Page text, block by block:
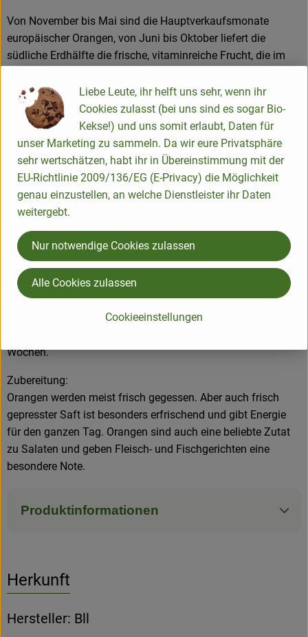
Von November bis Mai sind die Hauptverkaufsmonate
europäischer Orangen, von Juni bis Oktober liefert die
südliche Erdhälfte die frische, vitaminreiche Frucht, die im
Inhaltsstoffe:
Die Orange hat den zweithöchsten Gehalt an Vitamin C unter
den Zitrusfrüchten. Sie ist reich an Mineralstoffen wie z. B.
Kalium, Calcium und Phosphor. Deshalb ist sie für die
gesunde Ernährung besonders wertvoll. Sie stärkt das
Immunsystem und kurbelt den Stoffwechsel an. Sportler
schätzen Vitamin C als Aufbauvitamin. Außerdem sorgt
Vitamin C für gesundes, straffes Bindegewebe und erhöht
die Aufnahmefähigkeit von Eisen aus der Nahrung. Schon
eine Orange deckt den Tagesbedarf eines Erwachsenen an
Vitamin C.
Tipps:
Orangen kommen verzehrreif auf unsere Märkte und halten
Wochen.
Zubereitung:
Orangen werden meist frisch gegessen. Aber auch frisch
gepresster Saft ist besonders erfrischend und gibt Energie
für den ganzen Tag. Orangen sind auch eine beliebte Zutat
zu Salaten und geben Fleisch- und Fischgerichten eine
besondere Note.
Produktinformationen
Herkunft
Hersteller: Bll
Liebe Leute, ihr helft uns sehr, wenn ihr
Cookies zulasst (bei uns sind es sogar Bio-
Kekse!) und uns somit erlaubt, Daten für
unser Marketing zu sammeln. Da wir eure Privatsphäre
sehr wertschätzen, habt ihr in Übereinstimmung mit der
EU-Richtlinie 2009/136/EG (E-Privacy) die Möglichkeit
genau einzustellen, an welche Dienstleister ihr Daten
weitergebt.
Cookieeinstellungen
Nur notwendige Cookies zulassen
Alle Cookies zulassen